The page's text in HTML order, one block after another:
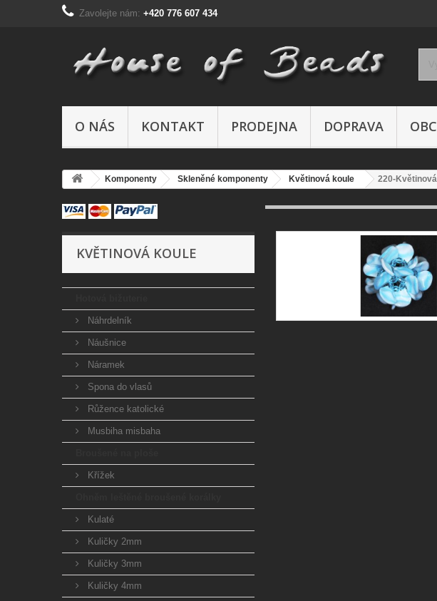
Zavolejte nám: +420 776 607 434
O NÁS KONTAKT PRODEJNA DOPRAVA
Komponenty Skleněné komponenty Květinová koule 220-
KVĚTINOVÁ KOULE
Náhrdelník
Náušnice
Náramek
Spona do vlasů
Růžence katolické
Musbiha misbaha
Křížek
Kulaté
Kuličky 2mm
Kuličky 3mm
Kuličky 4mm